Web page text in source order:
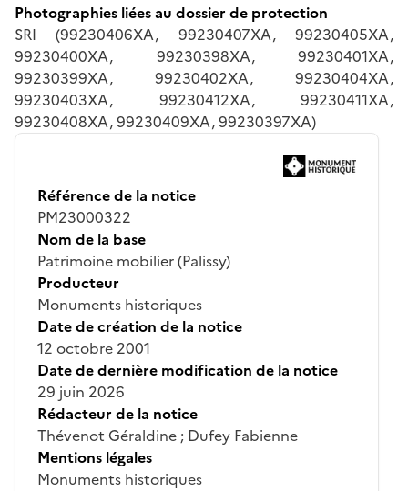
Photographies liées au dossier de protection
SRI (99230406XA, 99230407XA, 99230405XA,
99230400XA, 99230398XA, 99230401XA,
99230399XA, 99230402XA, 99230404XA,
99230403XA, 99230412XA, 99230411XA,
99230408XA, 99230409XA, 99230397XA)
Référence de la notice
PM23000322
Nom de la base
Patrimoine mobilier (Palissy)
Producteur
Monuments historiques
Date de création de la notice
12 octobre 2001
Date de dernière modification de la notice
29 juin 2026
Rédacteur de la notice
Thévenot Géraldine ; Dufey Fabienne
Mentions légales
Monuments historiques